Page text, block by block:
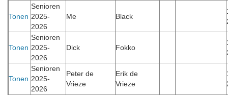
Tonen
Senioren
2025-
2026
Me Black
Tonen
Senioren
2025-
2026
Dick Fokko
Tonen
Senioren
2025-
2026
Peter de
Vrieze
Erik de
Vrieze